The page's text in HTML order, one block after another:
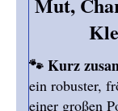
🐾 Kurz
ein robuster,
einer großen